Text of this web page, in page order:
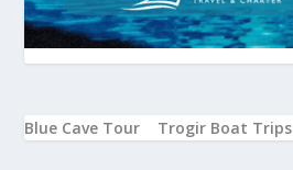
Blue Cave Tour Trogir Boat Trips